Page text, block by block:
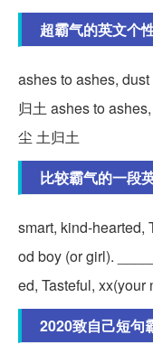
超霸气的英文个
ashes to ashes,
归土 ashes to
尘 土归土
比较霸气的一段
smart, kind-hearted,
od boy (or girl).
ed, Tasteful, xx(your
2020致自己短句